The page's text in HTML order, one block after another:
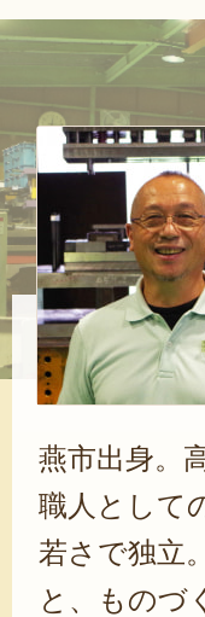
燕市出身。
職人として
若さで独立
と、ものづ